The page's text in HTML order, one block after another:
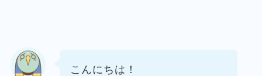
こんにちは！